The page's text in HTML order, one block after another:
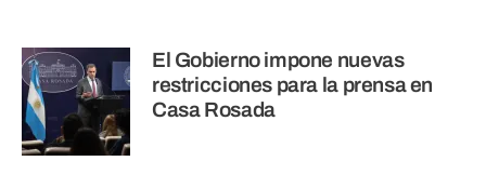
El Gobierno impone nuevas
restricciones para la prensa en
Casa Rosada